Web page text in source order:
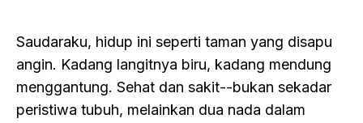
Saudaraku, hidup ini seperti taman yang disapu
angin. Kadang langitnya biru, kadang mendung
menggantung. Sehat dan sakit--bukan sekadar
peristiwa tubuh, melainkan dua nada dalam